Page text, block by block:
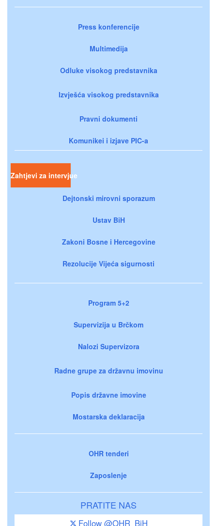
Press konferencije
Multimedija
Odluke visokog predstavnika
Izvješća visokog predstavnika
Pravni dokumenti
Komunikei i izjave PIC-a
Zahtjevi za intervjue
Dejtonski mirovni sporazum
Ustav BiH
Zakoni Bosne i Hercegovine
Rezolucije Vijeća sigurnosti
Program 5+2
Supervizija u Brčkom
Nalozi Supervizora
Radne grupe za državnu imovinu
Popis državne imovine
Mostarska deklaracija
OHR tenderi
Zaposlenje
PRATITE NAS
Follow @OHR_BiH